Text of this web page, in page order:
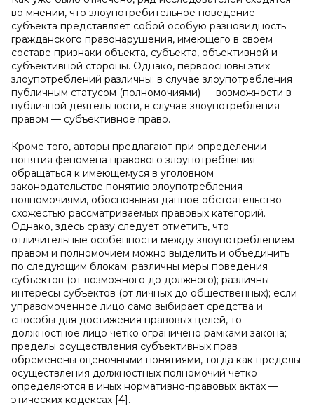
во мнении, что злоупотребительное поведение
субъекта представляет собой особую разновидность
гражданского правонарушения, имеющего в своем
составе признаки объекта, субъекта, объективной и
субъективной стороны. Однако, первоосновы этих
злоупотреблений различны: в случае злоупотребления
публичным статусом (полномочиями) — возможности в
публичной деятельности, в случае злоупотребления
правом — субъективное право.
Кроме того, авторы предлагают при определении
понятия феномена правового злоупотребления
обращаться к имеющемуся в уголовном
законодательстве понятию злоупотребления
полномочиями, обосновывая данное обстоятельство
схожестью рассматриваемых правовых категорий.
Однако, здесь сразу следует отметить, что
отличительные особенности между злоупотреблением
правом и полномочием можно выделить и объединить
по следующим блокам: различны меры поведения
субъектов (от возможного до должного); различны
интересы субъектов (от личных до общественных); если
управомоченное лицо само выбирает средства и
способы для достижения правовых целей, то
должностное лицо четко ограничено рамками закона;
пределы осуществления субъективных прав
обременены оценочными понятиями, тогда как пределы
осуществления должностных полномочий четко
определяются в иных нормативно-правовых актах —
этических кодексах [4].